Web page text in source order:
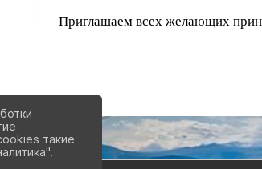
Приглашаем всех желающих
такие